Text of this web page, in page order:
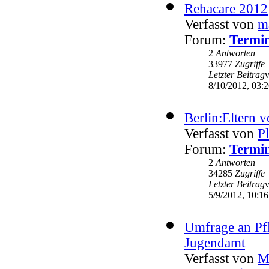
Rehacare 2012
Verfasst von
Forum:
2 Antworten
33977 Zugriffe
Letzter Beitrag
8/10/2012,
Berlin:Eltern
Verfasst von
Forum:
2 Antworten
34285 Zugriffe
Letzter Beitrag
5/9/2012, 10:16
Umfrage an
Jugendamt
Verfasst von